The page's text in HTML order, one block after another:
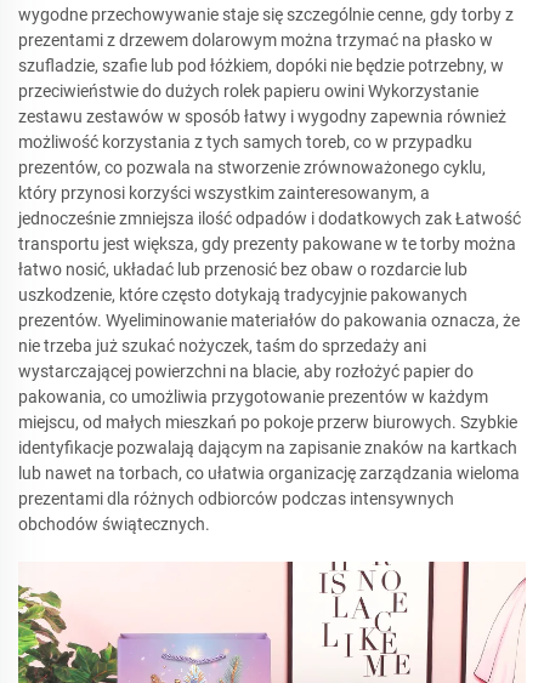
wygodne przechowywanie staje się szczególnie cenne, gdy torby z
prezentami z drzewem dolarowym można trzymać na płasko w
szufladzie, szafie lub pod łóżkiem, dopóki nie będzie potrzebny, w
przeciwieństwie do dużych rolek papieru owini Wykorzystanie
zestawu zestawów w sposób łatwy i wygodny zapewnia również
możliwość korzystania z tych samych toreb, co w przypadku
prezentów, co pozwala na stworzenie zrównoważonego cyklu,
który przynosi korzyści wszystkim zainteresowanym, a
jednocześnie zmniejsza ilość odpadów i dodatkowych zak Łatwość
transportu jest większa, gdy prezenty pakowane w te torby można
łatwo nosić, układać lub przenosić bez obaw o rozdarcie lub
uszkodzenie, które często dotykają tradycyjnie pakowanych
prezentów. Wyeliminowanie materiałów do pakowania oznacza, że
nie trzeba już szukać nożyczek, taśm do sprzedaży ani
wystarczającej powierzchni na blacie, aby rozłożyć papier do
pakowania, co umożliwia przygotowanie prezentów w każdym
miejscu, od małych mieszkań po pokoje przerw biurowych. Szybkie
identyfikacje pozwalają dającym na zapisanie znaków na kartkach
lub nawet na torbach, co ułatwia organizację zarządzania wieloma
prezentami dla różnych odbiorców podczas intensywnych
obchodów świątecznych.